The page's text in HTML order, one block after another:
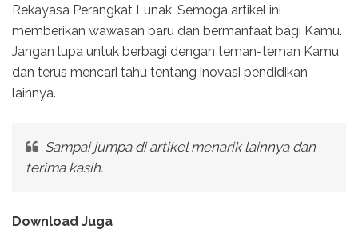
Rekayasa Perangkat Lunak. Semoga artikel ini
memberikan wawasan baru dan bermanfaat bagi Kamu.
Jangan lupa untuk berbagi dengan teman-teman Kamu
dan terus mencari tahu tentang inovasi pendidikan
lainnya.
Sampai jumpa di artikel menarik lainnya dan
terima kasih.
Download Juga